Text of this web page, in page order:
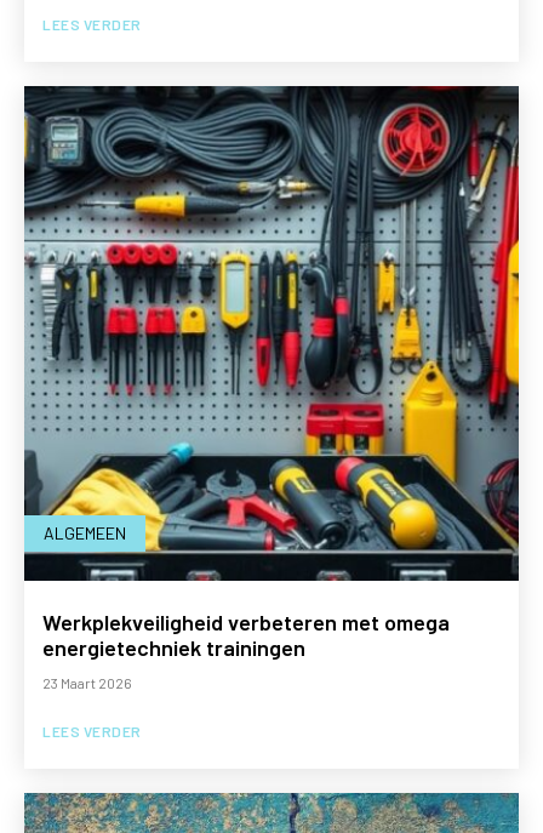
LEES VERDER
ALGEMEEN
Werkplekveiligheid verbeteren met omega
energietechniek trainingen
23 Maart 2026
LEES VERDER